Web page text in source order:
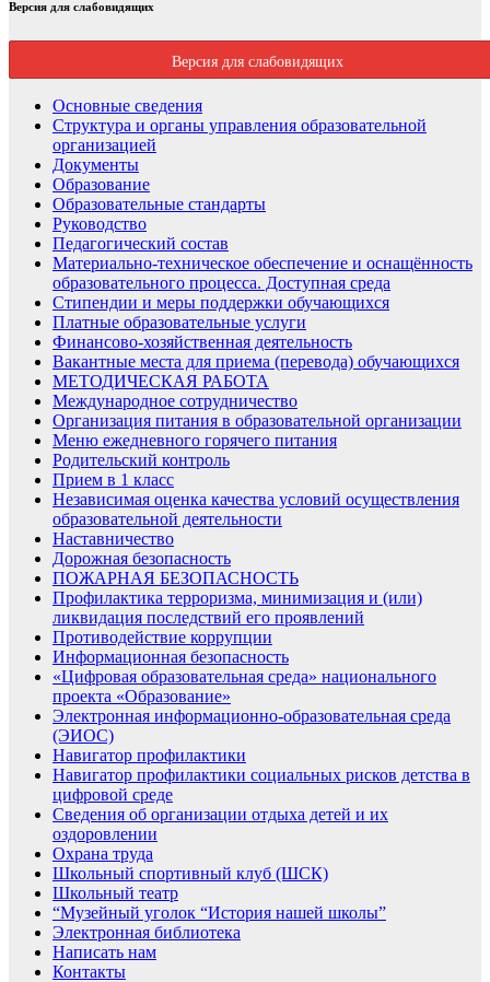
Версия для слабовидящих
Версия для слабовидящих
Основные сведения
Структура и органы управления образовательной
организацией
Документы
Образование
Образовательные стандарты
Руководство
Педагогический состав
Материально-техническое обеспечение и оснащённость
образовательного процесса. Доступная среда
Стипендии и меры поддержки обучающихся
Платные образовательные услуги
Финансово-хозяйственная деятельность
Вакантные места для приема (перевода) обучающихся
МЕТОДИЧЕСКАЯ РАБОТА
Международное сотрудничество
Организация питания в образовательной организации
Меню ежедневного горячего питания
Родительский контроль
Прием в 1 класс
Независимая оценка качества условий осуществления
образовательной деятельности
Наставничество
Дорожная безопасность
ПОЖАРНАЯ БЕЗОПАСНОСТЬ
Профилактика терроризма, минимизация и (или)
ликвидация последствий его проявлений
Противодействие коррупции
Информационная безопасность
«Цифровая образовательная среда» национального
проекта «Образование»
Электронная информационно-образовательная среда
(ЭИОС)
Навигатор профилактики
Навигатор профилактики социальных рисков детства в
цифровой среде
Сведения об организации отдыха детей и их
оздоровлении
Охрана труда
Школьный спортивный клуб (ШСК)
Школьный театр
“Музейный уголок “История нашей школы”
Электронная библиотека
Написать нам
Контакты